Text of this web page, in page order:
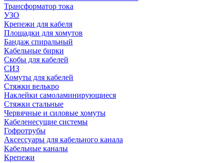
Трансформатор тока
УЗО
Крепежи для кабеля
Площадки для хомутов
Бандаж спиральный
Кабельные бирки
Cкобы для кабелей
СИЗ
Хомуты для кабелей
Стяжки велькро
Наклейки самоламинирующиеся
Стяжки стальные
Червячные и силовые хомуты
Кабеленесущие системы
Гофротрубы
Аксессуары для кабельного канала
Кабельные каналы
Крепежи